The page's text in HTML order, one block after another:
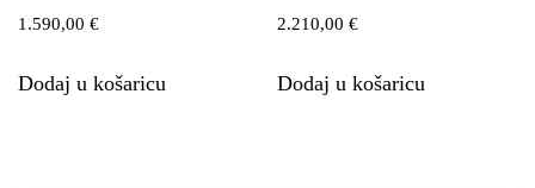
1.590,00 €
Dodaj u košaricu
2.210,00€
Dodaj u košaricu